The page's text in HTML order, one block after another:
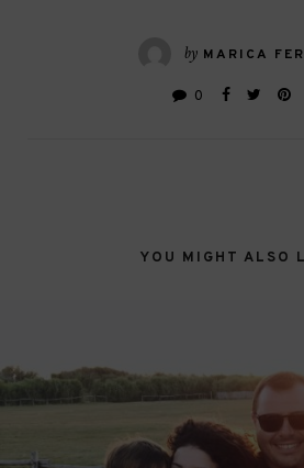
by MARICA
0
YOU MIGHT ALSO